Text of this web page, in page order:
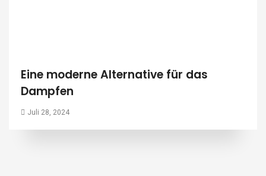
Eine moderne Alternative für das
Dampfen
Juli 28, 2024